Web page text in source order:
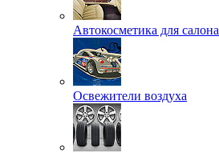
Автокосметика для салона
Освежители воздуха